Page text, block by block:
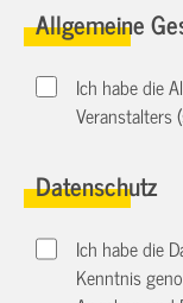
Allgemeine
Ich habe die
Veranstalters
Datenschutz
Ich habe die
Kenntnis